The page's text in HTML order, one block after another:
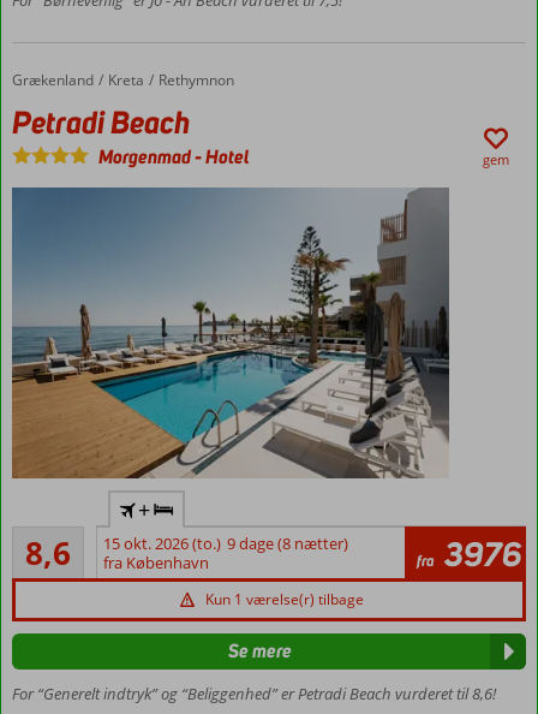
plads til
personer
Forside
Grækenland Kreta Rethymnon
Petradi Beach
Petradi Beach
Morgenmad-Hotel gem
Rethymnon
centrum –
1,5 km
På
Moderne
hotel
Perfekt
8,6
Alletiders
7
anmeldelser
+
15 okt. 2026 (to.) 9 dage (8 nætter)
fra København
fra 3976
Kun 1 værelse(r) tilbage
For “Generelt indtryk” og “Beliggenhed” er Petradi Beach vurderet til 8,6!
Se mere